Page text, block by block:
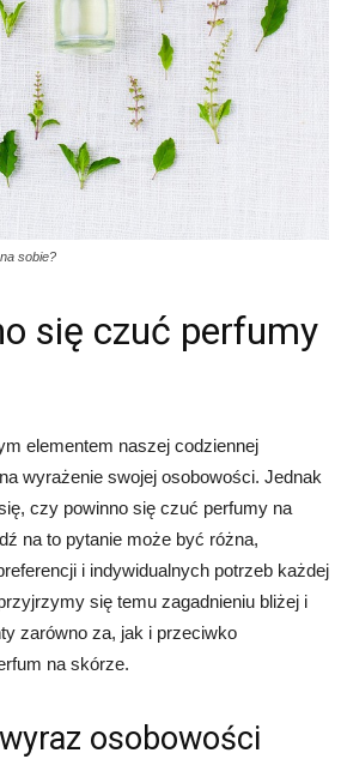
sobie?
się czuć perfumy
elementem naszej codziennej
wyrażenie swojej osobowości. Jednak
czy powinno się czuć perfumy na
na to pytanie może być różna,
i indywidualnych potrzeb każdej
się temu zagadnieniu bliżej i
zarówno za, jak i przeciwko
na skórze.
osobowości